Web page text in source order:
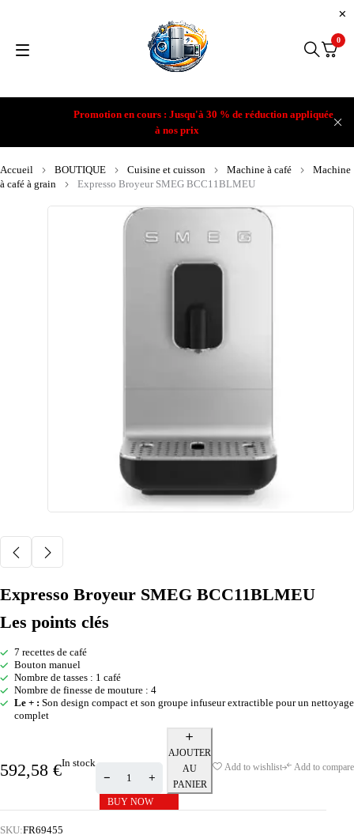
Promotion en cours : Jusqu'à 30 % de réduction appliquée
à nos prix
0
Accueil BOUTIQUE Cuisine et cuisson Machine à café
Machine
à café à grain
Expresso Broyeur SMEG BCC11BLMEU
Expresso Broyeur SMEG BCC11BLMEU
Les points clés
7 recettes de café
Bouton manuel
Nombre de tasses : 1 café
Nombre de finesse de mouture : 4
Le + : Son design compact et son groupe infuseur extractible pour un nettoyage
complet
592,58 €In stock
AJOUTER
AU
PANIER
BUY NOW
Add to wishlist Add to compare
SKU:FR69455